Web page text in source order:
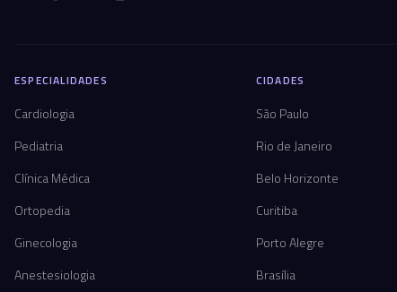
ESPECIALIDADES
Cardiologia
Pediatria
Clínica Médica
Ortopedia
Ginecologia
Anestesiologia
CIDADES
São Paulo
Rio de Janeiro
Belo Horizonte
Curitiba
Porto Alegre
Brasília